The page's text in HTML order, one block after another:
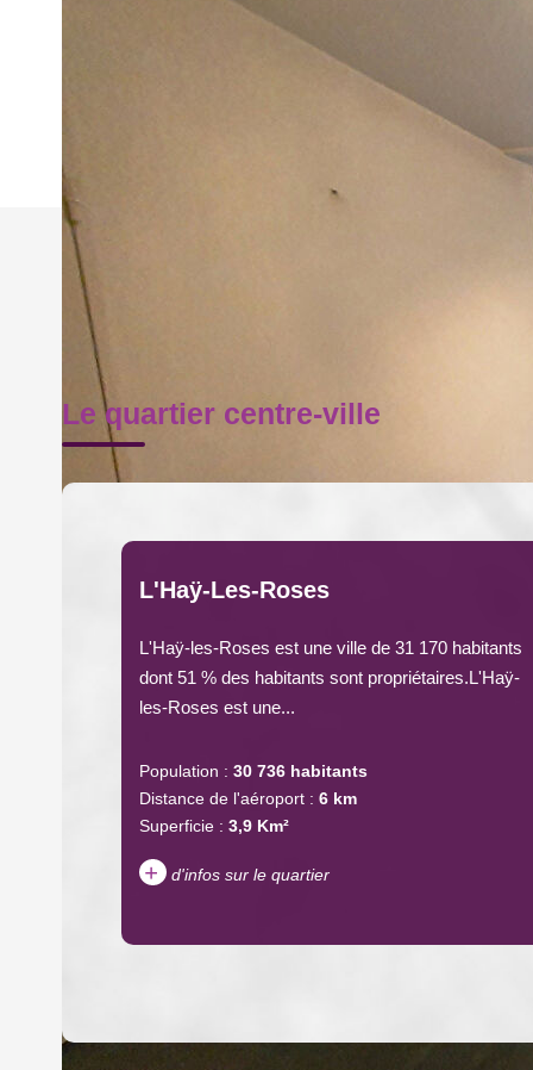
Le quartier centre-ville
L'Haÿ-Les-Roses
L'Haÿ-les-Roses est une ville de 31 170 habitants
dont 51 % des habitants sont propriétaires.L'Haÿ-
les-Roses est une...
Population : 30 736 habitants
Distance de l'aéroport : 6 km
Superficie : 3,9 Km²
+ d'infos sur le quartier